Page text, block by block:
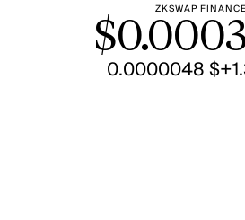
ZKSWAP FINANCE
$
+$ 0.0000048